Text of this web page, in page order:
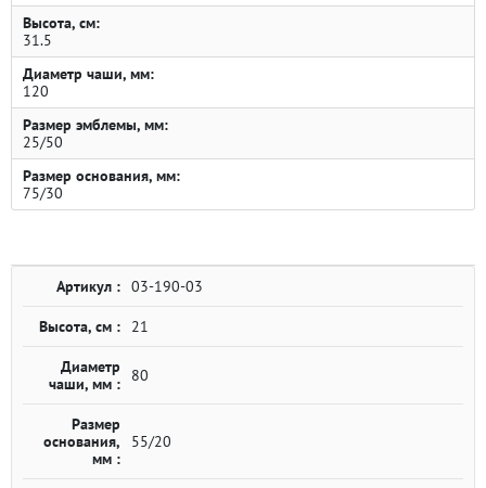
Высота, см:
31.5
Диаметр чаши, мм:
120
Размер эмблемы, мм:
25/50
Размер основания, мм:
75/30
Артикул : 03-190-03
Высота, см : 21
Диаметр
чаши, мм :
80
Размер
основания,
мм :
55/20